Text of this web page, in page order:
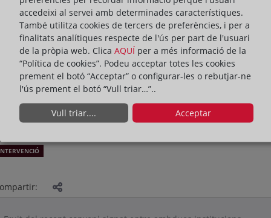
accedeixi al servei amb determinades característiques.
També utilitza cookies de tercers de preferències, i per a
finalitats analítiques respecte de l'ús per part de l'usuari
de la pròpia web. Clica AQUÍ per a més informació de la
“Política de cookies”. Podeu acceptar totes les cookies
prement el botó “Acceptar” o configurar-les o rebutjar-ne
l'ús prement el botó “Vull triar…”..
Vull triar.... Acceptar